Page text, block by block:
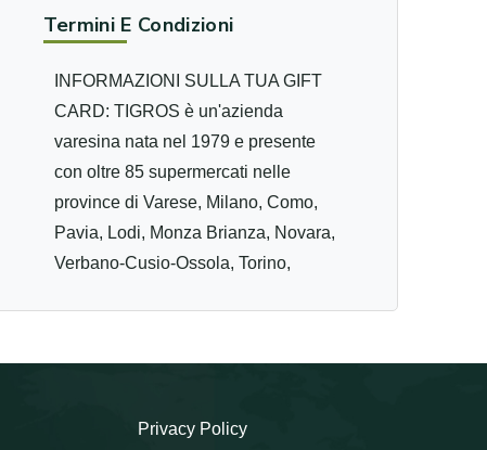
Termini E Condizioni
INFORMAZIONI SULLA TUA GIFT
CARD: TIGROS è un'azienda
varesina nata nel 1979 e presente
con oltre 85 supermercati nelle
province di Varese, Milano, Como,
Pavia, Lodi, Monza Brianza, Novara,
Verbano-Cusio-Ossola, Torino,
Privacy Policy